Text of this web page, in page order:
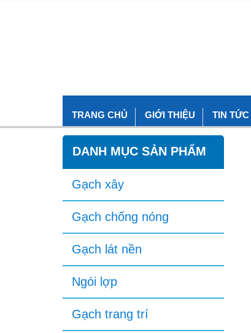
TRANG CHỦ GIỚI THIỆU TIN TỨC
DANH MỤC SẢN PHẨM
Gạch xây
Gạch chống nóng
Gạch lát nền
Ngói lợp
Gạch trang trí